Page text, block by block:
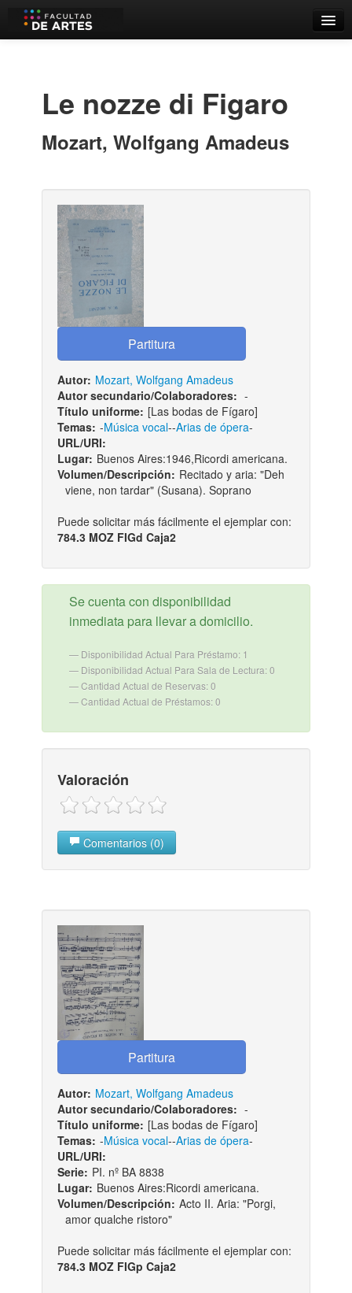
Estantes Virtuales
Contacto
Iniciar sesión
Le nozze di Figaro
Mozart, Wolfgang Amadeus
Autor: Mozart, Wolfgang Amadeus
Autor secundario/Colaboradores: -
Título uniforme: [Las bodas de Fígaro]
Temas: -Música vocal--Arias de ópera-
URL/URI:
Lugar: Buenos Aires:1946,Ricordi americana.
Volumen/Descripción: Recitado y aria: "Deh
viene, non tardar" (Susana). Soprano
Puede solicitar más fácilmente el ejemplar con:
784.3 MOZ FIGd Caja2
Se cuenta con disponibilidad
inmediata para llevar a domicilio.
Disponibilidad Actual Para Préstamo: 1
Disponibilidad Actual Para Sala de Lectura: 0
Cantidad Actual de Reservas: 0
Cantidad Actual de Préstamos: 0
Valoración
Comentarios (0)
Autor: Mozart, Wolfgang Amadeus
Autor secundario/Colaboradores: -
Título uniforme: [Las bodas de Fígaro]
Temas: -Música vocal--Arias de ópera-
URL/URI:
Serie: PI. nº BA 8838
Lugar: Buenos Aires:Ricordi americana.
Volumen/Descripción: Acto II. Aria: "Porgi,
amor qualche ristoro"
Puede solicitar más fácilmente el ejemplar con:
784.3 MOZ FIGp Caja2